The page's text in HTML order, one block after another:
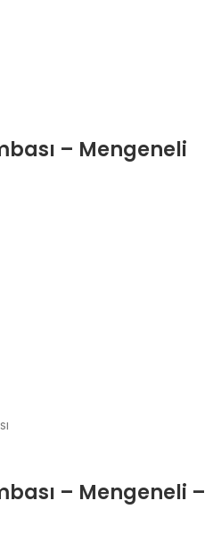
– Mengeneli
– Mengeneli –